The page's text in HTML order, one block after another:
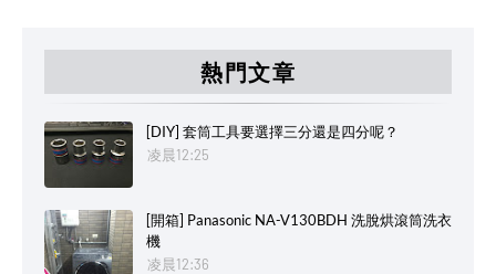
熱門文章
[DIY] 套筒工具要選擇三分還是四分呢？
凌晨12:25
[開箱] Panasonic NA-V130BDH 洗脫烘滾筒洗衣
機
凌晨12:36